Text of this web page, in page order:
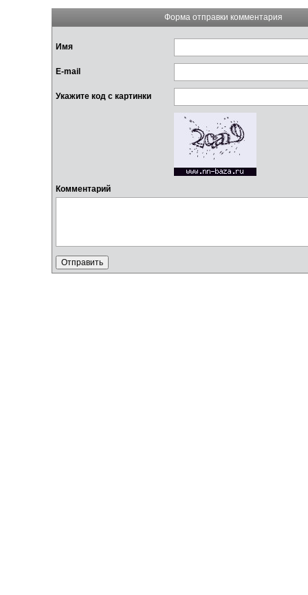
Форма отправки комментария
Имя
E-mail
Укажите код с картинки
Комментарий